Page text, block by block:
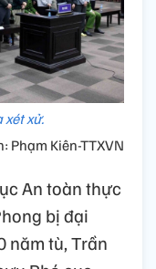
xét xử.
Phạm Kiên-TTXVN
An toàn thực
bị đại
năm tù, Trần